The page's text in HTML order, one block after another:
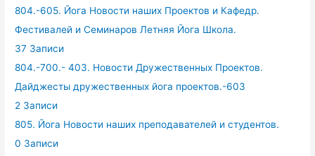
804.-605. Йога Новости наших Проектов и Кафедр.
Фестивалей и Семинаров Летняя Йога Школа.
37 Записи
804.-700.- 403. Новости Дружественных Проектов.
Дайджесты дружественных йога проектов.-603
2 Записи
805. Йога Новости наших преподавателей и студентов.
0 Записи